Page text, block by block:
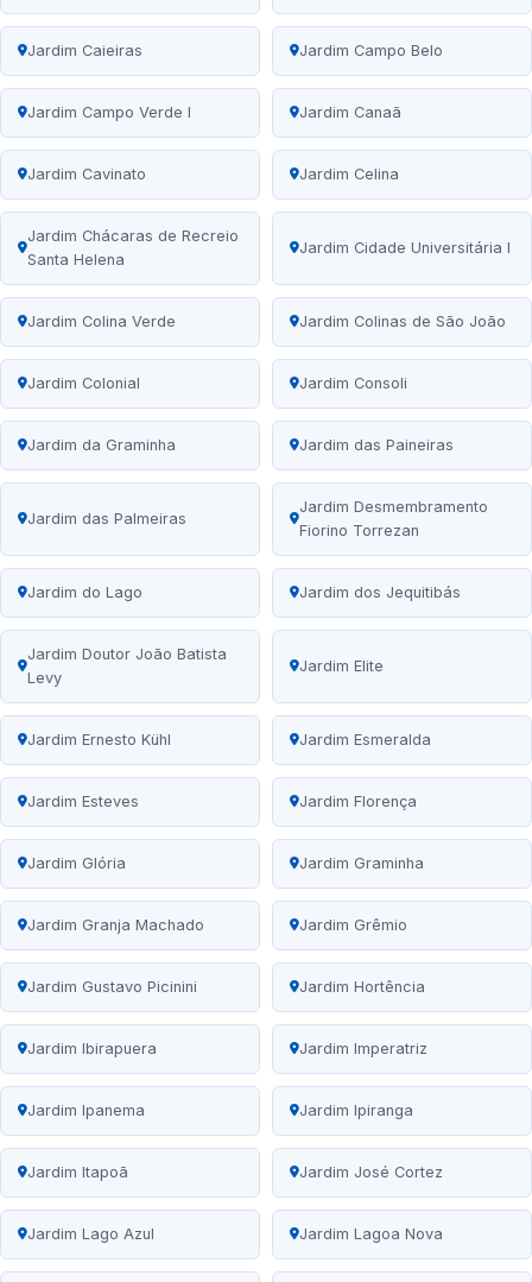
Jardim Caieiras Jardim Campo Belo
Jardim Campo Verde I Jardim Canaã
Jardim Cavinato Jardim Celina
Jardim Chácaras de Recreio
Santa Helena
Jardim Cidade Universitária I
Jardim Colina Verde Jardim Colinas de São João
Jardim Colonial Jardim Consoli
Jardim da Graminha Jardim das Paineiras
Jardim das Palmeiras
Jardim Desmembramento
Fiorino Torrezan
Jardim do Lago Jardim dos Jequitibás
Jardim Doutor João Batista
Levy
Jardim Elite
Jardim Ernesto Kühl Jardim Esmeralda
Jardim Esteves Jardim Florença
Jardim Glória Jardim Graminha
Jardim Granja Machado Jardim Grêmio
Jardim Gustavo Picinini Jardim Hortência
Jardim Ibirapuera Jardim Imperatriz
Jardim Ipanema Jardim Ipiranga
Jardim Itapoã Jardim José Cortez
Jardim Lago Azul Jardim Lagoa Nova